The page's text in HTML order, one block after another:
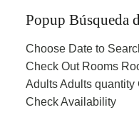
Popup Búsqueda
Choose Date to
Check Out Rooms
Adults Adults
Check Availability